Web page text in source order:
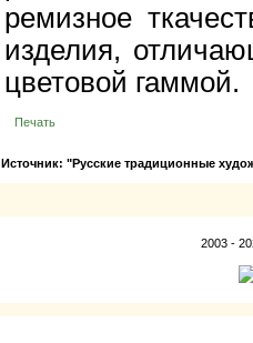
ремизное
изделия,
цветовой гаммой.
Печать
Источник: "Русские традиционные
2003 -